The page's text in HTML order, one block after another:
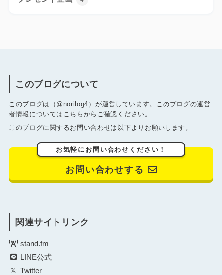
このブログについて
このブログは （@norilog4） が運営しています。このブログの運営
者情報については こちら からご確認ください。
このブログに関するお問い合わせは以下よりお願いします。
お気軽にお問い合わせください！
お問い合わせする
関連サイトリンク
stand.fm
LINE公式
Twitter